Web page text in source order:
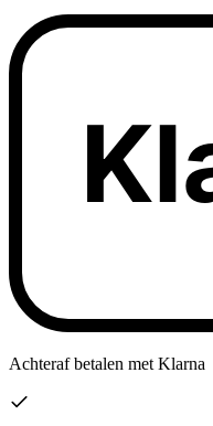
Achteraf betalen met Klarna